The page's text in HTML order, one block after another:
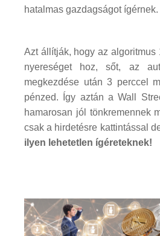
hatalmas gazdagságot ígérnek.
Azt állítják, hogy az algoritmus
nyereséget hoz, sőt, az
megkezdése után 3 perccel
pénzed. Így aztán a Wall
hamarosan jól tönkremennek
csak a hirdetésre kattintással
ilyen lehetetlen ígéreteknek!